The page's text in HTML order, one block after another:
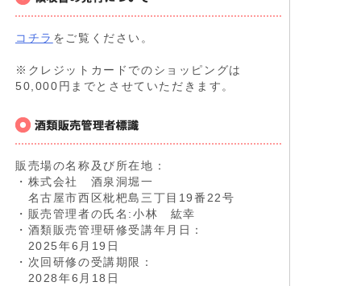
コチラ をご覧ください。
※クレジットカードでのショッピングは
50,000円までとさせていただきます。
販売場の名称及び所在地：
・株式会社 酒泉洞堀一
名古屋市西区枇杷島三丁目19番22号
・販売管理者の氏名:小林 紘幸
・酒類販売管理研修受講年月日：
2025年6月19日
・次回研修の受講期限：
2028年6月18日